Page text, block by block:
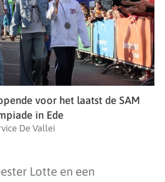
voor het laatst de SAM
in Ede
De Vallei
Lotte en een